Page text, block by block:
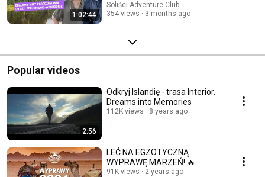
1:02:44
Soliści Adventure Club
354 views
3 months ago
Popular videos
2:56
Odkryj Islandię - trasa Interior.
Dreams into Memories
112K views 8 years ago
LEĆ NA EGZOTYCZNĄ
WYPRAWĘ MARZEŃ! 🔥
91K views 2 years ago